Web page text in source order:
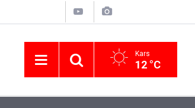
Kars
12 °C